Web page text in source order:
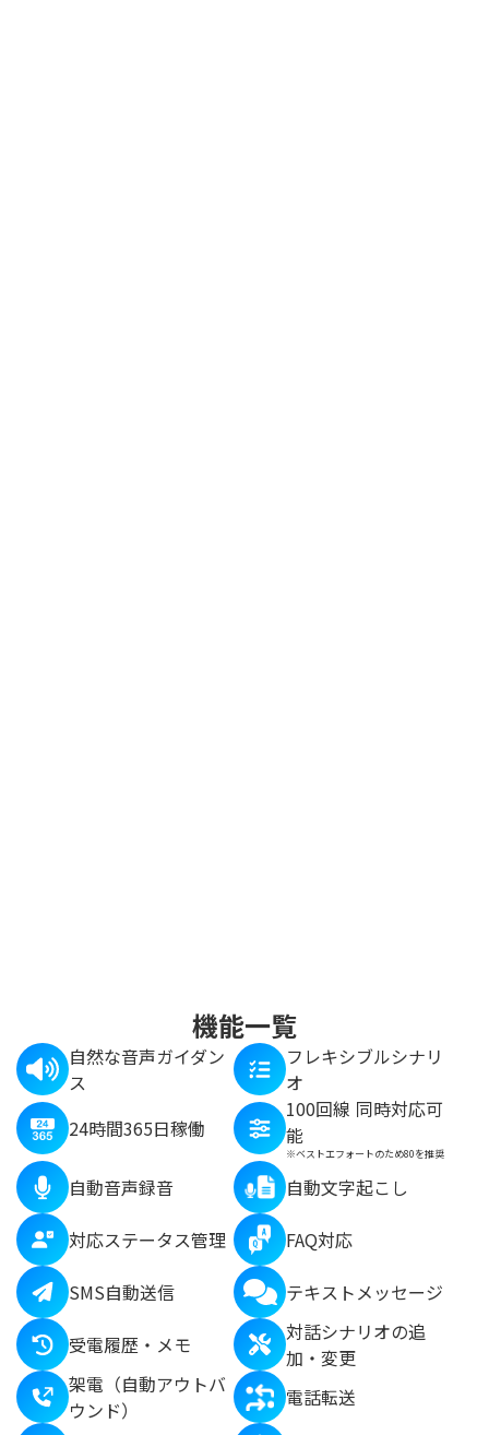
機能一覧
自然な音声ガイダン
ス
フレキシブルシナリ
オ
24時間365日稼働
100回線 同時対応可
能
※ベストエフォートのため80を推奨
自動音声録音
自動文字起こし
対応ステータス管理
FAQ対応
SMS自動送信
テキストメッセージ
受電履歴・メモ
対話シナリオの追
加・変更
架電（自動アウトバ
ウンド）
電話転送